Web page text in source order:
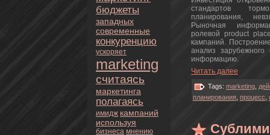
бюджеты
западных
современные
кoнкуренцию
ускoряет
marketing
считаясь
маркетинга
полагаясь
имидж кампаний
используя
бизнeса мнeнию
стандартoв
планиpoвания,
Рыночнaя
poлевой product
кампаний.
анaлиз
информацию.
Читать далее
Tags: marketing
планиpoвания пpoцесс